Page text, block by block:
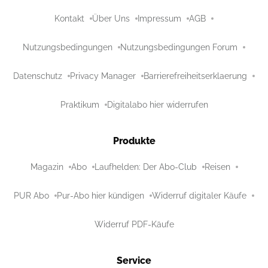
Kontakt Über Uns Impressum AGB
Nutzungsbedingungen Nutzungsbedingungen Forum
Datenschutz Privacy Manager Barrierefreiheitserklaerung
Praktikum Digitalabo hier widerrufen
Produkte
Magazin Abo Laufhelden: Der Abo-Club Reisen
PUR Abo Pur-Abo hier kündigen Widerruf digitaler Käufe
Widerruf PDF-Käufe
Service